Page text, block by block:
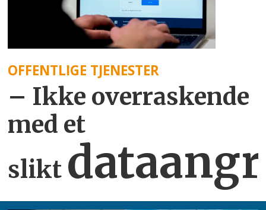
OFFENTLIGE TJENESTER
– Ikke overraskende
med et
slikt